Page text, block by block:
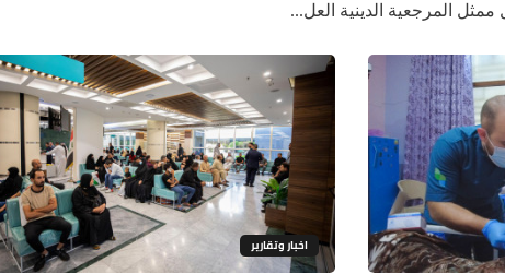
المرجعية الدينية العل...
اخبار وتقارير